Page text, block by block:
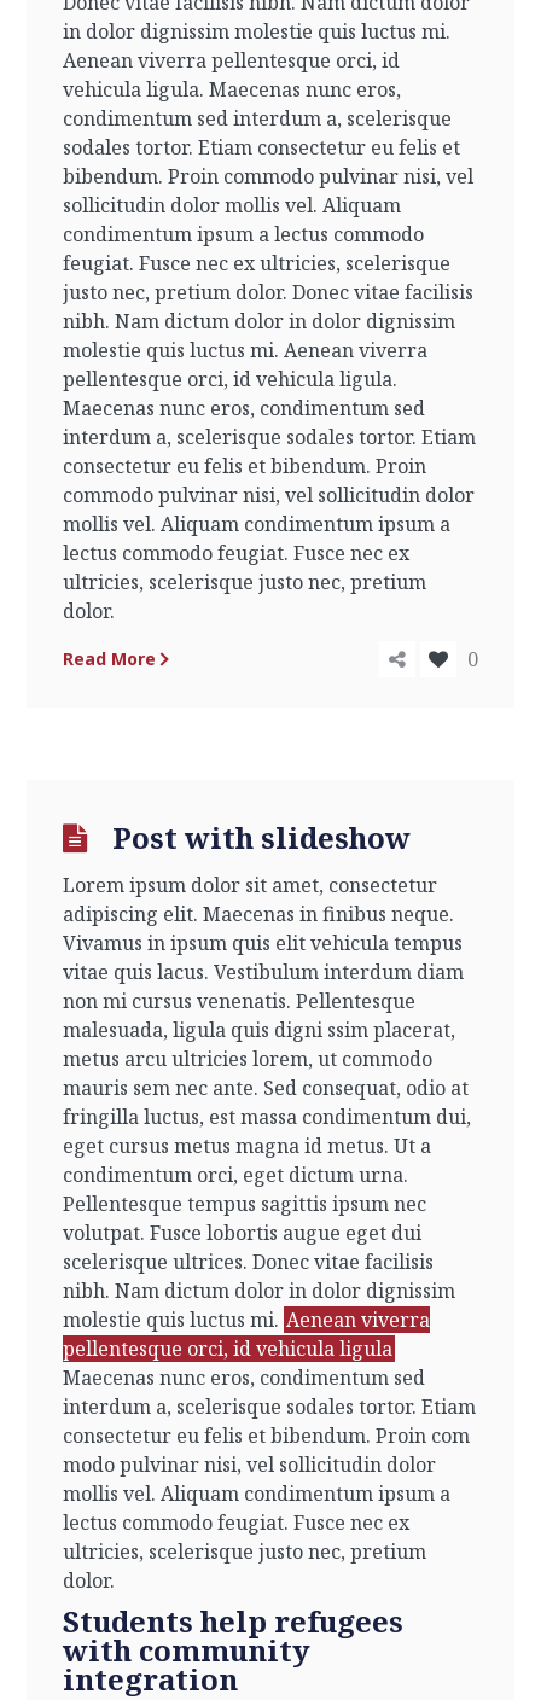
in dolor dignissim molestie quis luctus mi.
Aenean viverra pellentesque orci, id
vehicula ligula. Maecenas nunc eros,
condimentum sed interdum a, scelerisque
sodales tortor. Etiam consectetur eu felis et
bibendum. Proin commodo pulvinar nisi, vel
sollicitudin dolor mollis vel. Aliquam
condimentum ipsum a lectus commodo
feugiat. Fusce nec ex ultricies, scelerisque
justo nec, pretium dolor.Donec vitae facilisis
nibh. Nam dictum dolor in dolor dignissim
molestie quis luctus mi. Aenean viverra
pellentesque orci, id vehicula ligula.
Maecenas nunc eros, condimentum sed
interdum a, scelerisque sodales tortor. Etiam
consectetur eu felis et bibendum. Proin
commodo pulvinar nisi, vel sollicitudin dolor
mollis vel. Aliquam condimentum ipsum a
lectus commodo feugiat. Fusce nec ex
ultricies, scelerisque justo nec, pretium
dolor.
Read More 0
Post with slideshow
Lorem ipsum dolor sit amet, consectetur
adipiscing elit. Maecenas in finibus neque.
Vivamus in ipsum quis elit vehicula tempus
vitae quis lacus. Vestibulum interdum diam
non mi cursus venenatis. Pellentesque
malesuada, ligula quis digni ssim placerat,
metus arcu ultricies lorem, ut commodo
mauris sem nec ante. Sed consequat, odio at
fringilla luctus, est massa condimentum dui,
eget cursus metus magna id metus. Ut a
condimentum orci, eget dictum urna.
Pellentesque tempus sagittis ipsum nec
volutpat. Fusce lobortis augue eget dui
scelerisque ultrices. Donec vitae facilisis
nibh. Nam dictum dolor in dolor dignissim
molestie quis luctus mi. Aenean viverra
pellentesque orci, id vehicula ligula
Maecenas nunc eros, condimentum sed
interdum a, scelerisque sodales tortor. Etiam
consectetur eu felis et bibendum. Proin com
modo pulvinar nisi, vel sollicitudin dolor
mollis vel. Aliquam condimentum ipsum a
lectus commodo feugiat. Fusce nec ex
ultricies, scelerisque justo nec, pretium
dolor.
Students help refugees
with community
integration